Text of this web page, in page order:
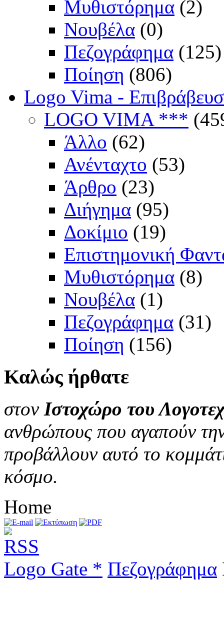
Μυθιστόρημα (2)
Νουβέλα (0)
Πεζογράφημα (125)
Ποίηση (806)
Logo Vima -
LOGO VIMA ***
Άλλο (62)
Ανένταχτο (53)
Άρθρο (23)
Διήγημα (95)
Δοκίμιο (19)
Επιστημονική
Μυθιστόρημα (8)
Νουβέλα (1)
Πεζογράφημα (31)
Ποίηση (156)
Καλώς ήρθατε
στον Ιστοχώρο του
ανθρώπους που αγαπούν
προβάλλουν αυτό το
κόσμο.
Home
Logo Gate * Πεζογράφημα